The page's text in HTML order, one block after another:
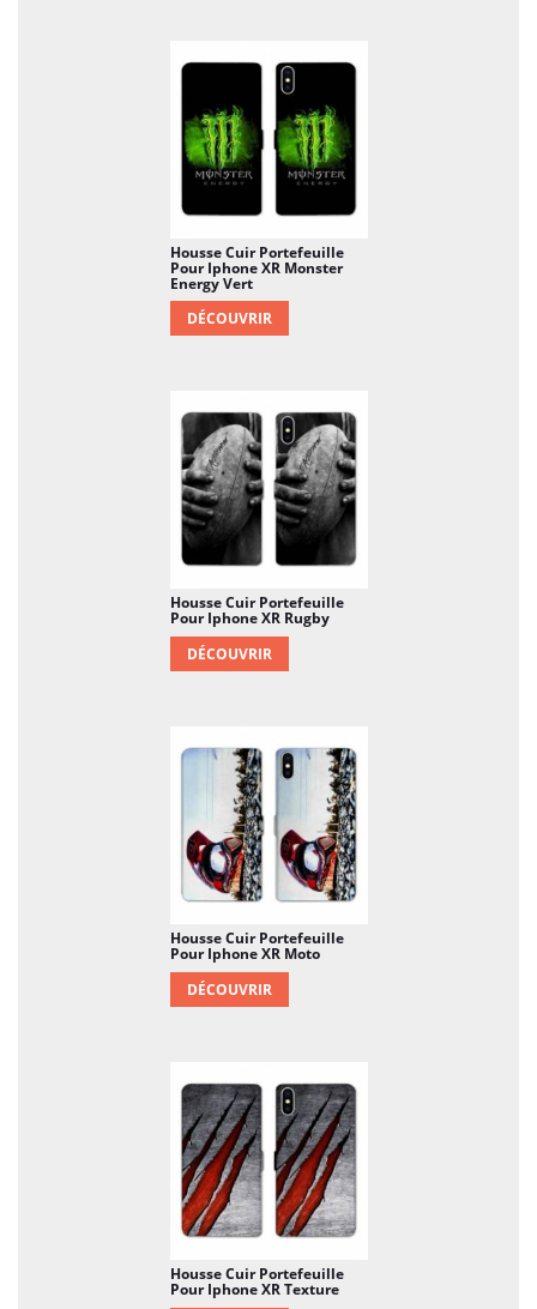
Housse Cuir Portefeuille
Pour Iphone XR Monster
Energy Vert
DÉCOUVRIR
Housse Cuir Portefeuille
Pour Iphone XR Rugby
DÉCOUVRIR
Housse Cuir Portefeuille
Pour Iphone XR Moto
DÉCOUVRIR
Housse Cuir Portefeuille
Pour Iphone XR Texture